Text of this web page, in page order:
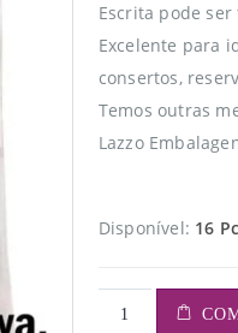
Escrita pode
Excelente para
consertos,
Temos outras
Lazzo
Disponível: 16